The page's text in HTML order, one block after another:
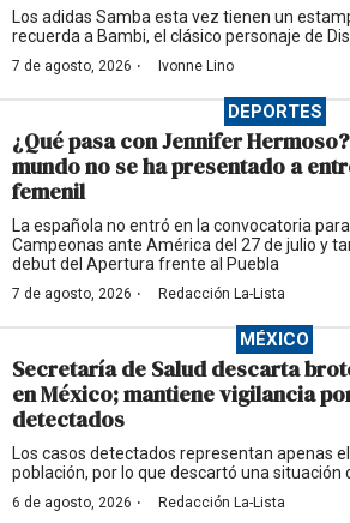
Los adidas Samba esta vez tienen un
recuerda a Bambi, el clásico personaje de
7 de agosto, 2026 · Ivonne Lino
DEPORTES
¿Qué pasa con Jennifer
mundo no se ha presentado a
femenil
La española no entró en la convocatoria
Campeonas ante América del 27 de julio y
debut del Apertura frente al Puebla
7 de agosto, 2026 · Redacción La-Lista
MÉXICO
Secretaría de Salud descarta
en México; mantiene vigilancia
detectados
Los casos detectados representan apenas
población, por lo que descartó una situación
6 de agosto, 2026 · Redacción La-Lista